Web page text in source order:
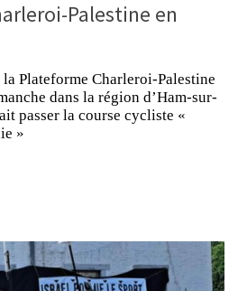
Palestine en
la Plateforme Charleroi-Palestine
dans la région d’Ham-sur-
passer la course cycliste «
»